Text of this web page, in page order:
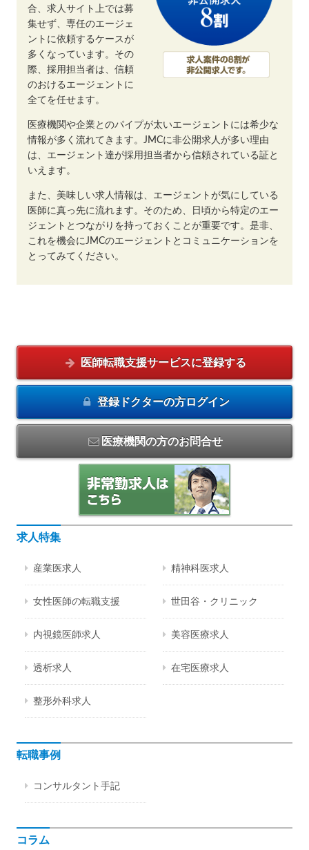
合、求人サイト上では募
集せず、専任のエージェ
ントに依頼するケースが
多くなっています。その
際、採用担当者は、信頼
のおけるエージェントに
全てを任せます。
医療機関や企業とのパイプが太いエージェントには希少な
情報が多く流れてきます。JMCに非公開求人が多い理由
は、エージェント達が採用担当者から信頼されている証と
いえます。
また、美味しい求人情報は、エージェントが気にしている
医師に真っ先に流れます。そのため、日頃から特定のエー
ジェントとつながりを持っておくことが重要です。是非、
これを機会にJMCのエージェントとコミュニケーションを
とってみてください。
医師転職支援サービスに登録する
登録ドクターの方ログイン
医療機関の方のお問合せ
求人特集
産業医求人 精神科医求人
女性医師の転職支援 世田谷・クリニック
内視鏡医師求人 美容医療求人
透析求人 在宅医療求人
整形外科求人
転職事例
コンサルタント手記
コラム